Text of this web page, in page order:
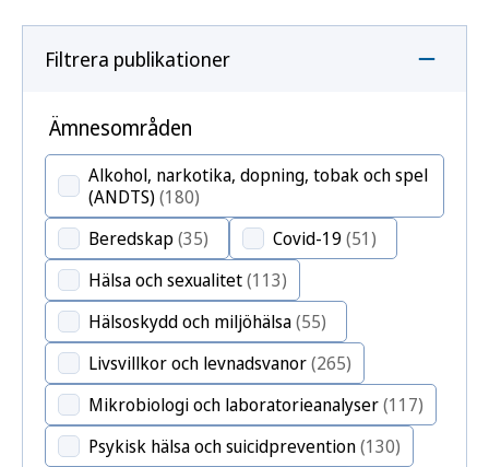
Filtrera publikationer
Ämnesområden
Alkohol, narkotika, dopning, tobak och spel
(ANDTS)(180)
Beredskap(35) Covid-19 (51)
Hälsa och sexualitet(113)
Hälsoskydd och miljöhälsa(55)
Livsvillkor och levnadsvanor(265)
Mikrobiologi och laboratorieanalyser(117)
Psykisk hälsa och suicidprevention(130)